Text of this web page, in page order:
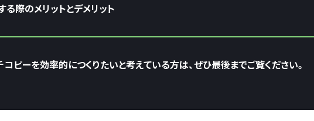
際のメリットとデメリット
ピーを効率的につくりたいと考えている方は、ぜひ最後までご覧ください。